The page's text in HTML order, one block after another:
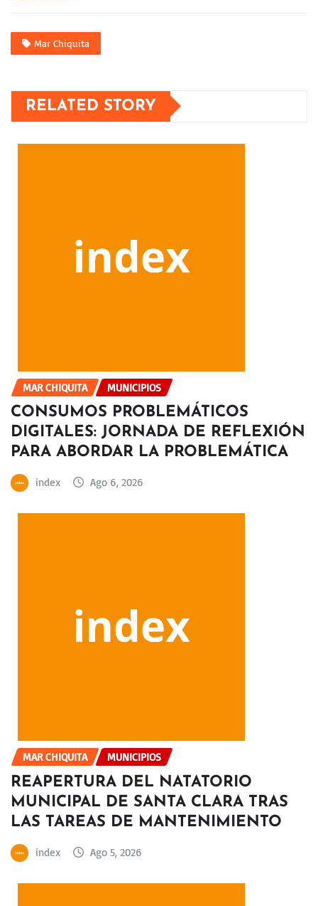
Mar Chiquita
RELATED STORY
MAR CHIQUITA MUNICIPIOS
CONSUMOS PROBLEMÁTICOS
DIGITALES: JORNADA DE REFLEXIÓN
PARA ABORDAR LA PROBLEMÁTICA
index Ago 6, 2026
MAR CHIQUITA MUNICIPIOS
REAPERTURA DEL NATATORIO
MUNICIPAL DE SANTA CLARA TRAS
LAS TAREAS DE MANTENIMIENTO
index Ago 5, 2026